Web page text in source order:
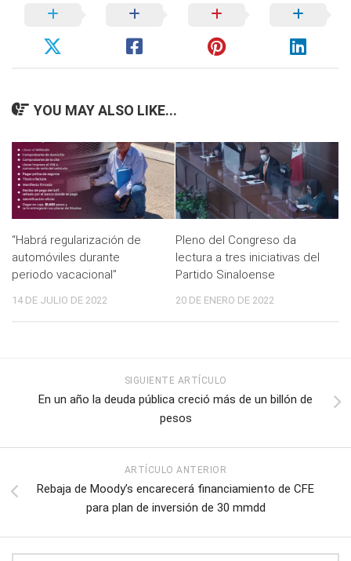
YOU MAY ALSO LIKE...
“Habrá regularización de
automóviles durante
periodo vacacional”
14 DE JULIO DE 2022
Pleno del Congreso da
lectura a tres iniciativas del
Partido Sinaloense
20 DE ENERO DE 2022
SIGUIENTE ARTÍCULO
En un año la deuda pública creció más de un billón de
pesos
ARTÍCULO ANTERIOR
Rebaja de Moody’s encarecerá financiamiento de CFE
para plan de inversión de 30 mmdd